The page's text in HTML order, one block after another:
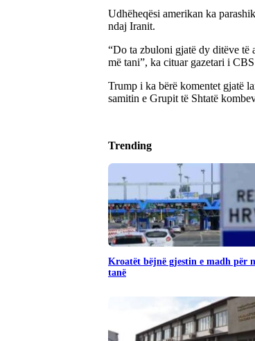
Udhëheqësi amerikan ka
ndaj Iranit.
“Do ta zbuloni gjatë dy ditëve të
më tani”, ka cituar gazetari i
Trump i ka bërë komentet gjatë
samitin e Grupit të Shtatë
Trending
Kroatët bëjnë gjestin e madh për
tanë